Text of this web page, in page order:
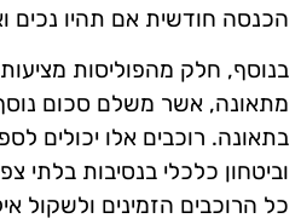
הכנסה חודשית אם תהיו נכים
בנוסף, חלק מהפוליסות
מתאונה, אשר משלם סכום
בתאונה. רוכבים אלו יכולים
וביטחון כלכלי בנסיבות בלתי
כל הרוכבים הזמינים ולשקול